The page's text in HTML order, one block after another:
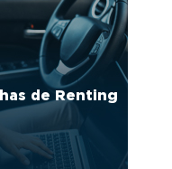
de Renting